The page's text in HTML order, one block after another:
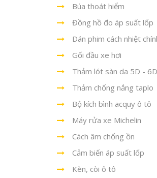
Búa thoát hiểm
Đồng hồ đo áp suất lốp
Dán phim cách nhiệt
Gối đầu xe hơi
Thảm lót sàn da 5D - 6D
Thảm chống nắng taplo
Bộ kích bình acquy ô tô
Máy rửa xe Michelin
Cách âm chống ồn
Cảm biến áp suất lốp
Kèn, còi ô tô